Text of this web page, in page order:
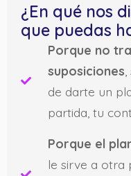
¿En qué nos
que puedas
Porque no
suposiciones
de darte un
partida, tu
Porque el
le sirve a otra